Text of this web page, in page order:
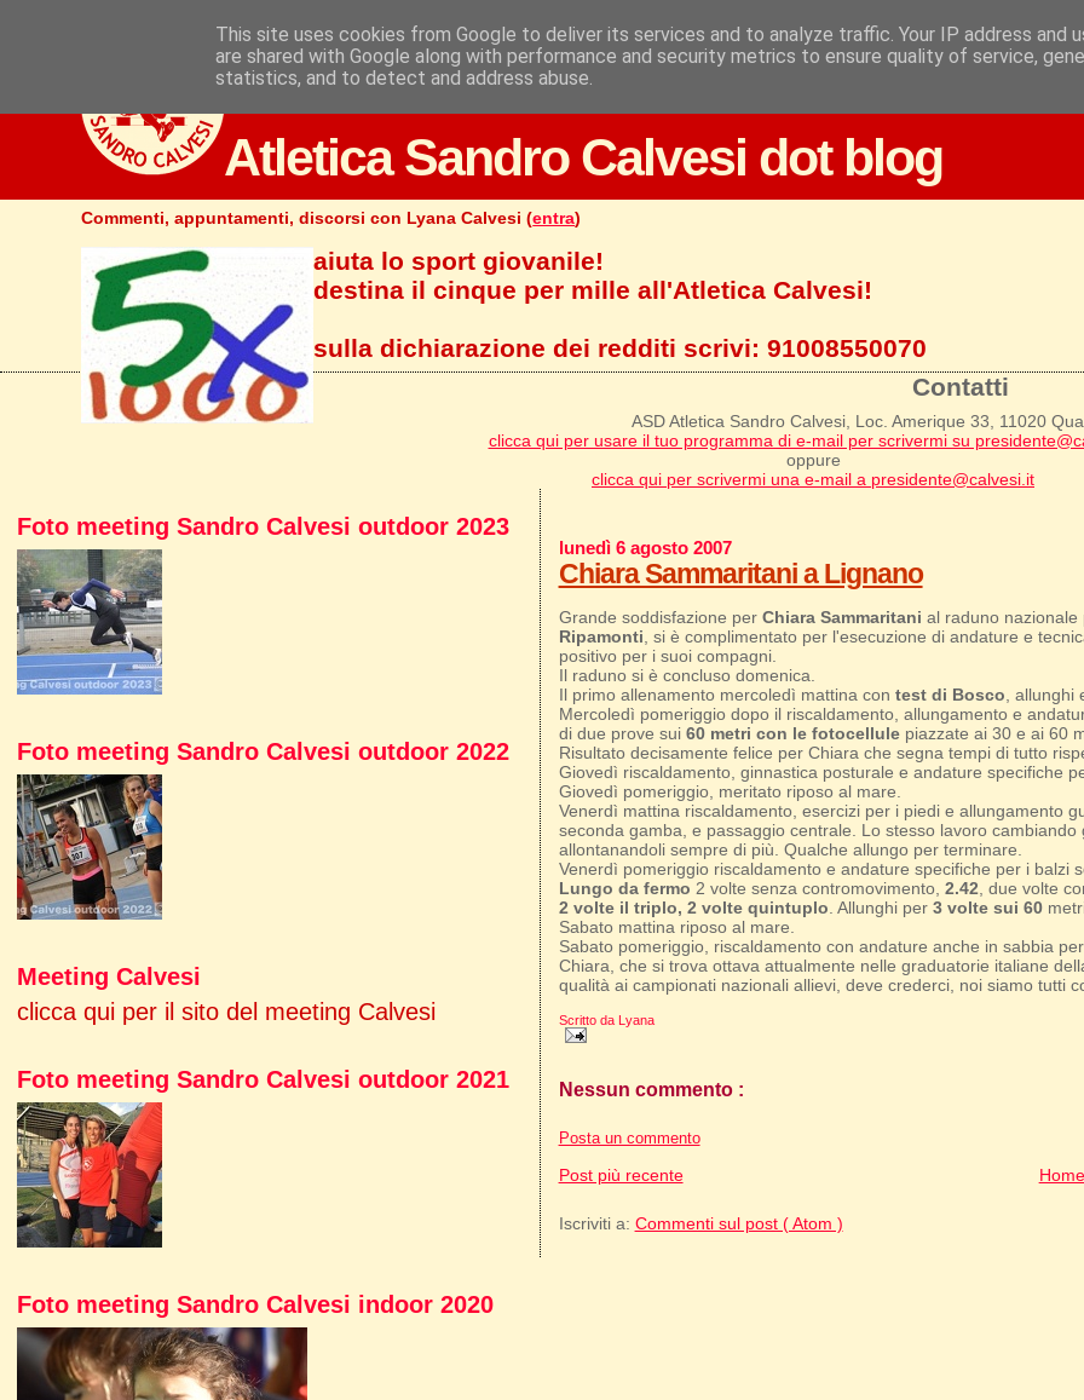
Atletica Sandro Calvesi dot blog
Commenti, appuntamenti, discorsi con Lyana Calvesi (entra)
aiuta lo sport giovanile!
destina il cinque per mille all'Atletica Calvesi!
sulla dichiarazione dei redditi scrivi:91008550070
Contatti
ASD Atletica Sandro Calvesi, Loc. Amerique 33, 11020
clicca qui per usare il tuo programma di e-mail per scrivermi su
oppure
clicca qui per scrivermi una e-mail a presidente@calvesi.it
lunedì 6 agosto 2007
Chiara Sammaritani a Lignano
Grande soddisfazione per Chiara Sammaritani al raduno nazionale
Ripamonti, si è complimentato per l'esecuzione di andature e
positivo per i suoi compagni.
Il raduno si è concluso domenica.
Il primo allenamento mercoledì mattina con test di Bosco, allunghi
Mercoledì pomeriggio dopo il riscaldamento, allungamento e
di due prove sui 60 metri con le fotocellulepiazzate ai 30 e ai 60
Risultato decisamente felice per Chiara che segna tempi di tutto
Giovedì riscaldamento, ginnastica posturale e andature specifiche
Giovedì pomeriggio, meritato riposo al mare.
Venerdì mattina riscaldamento, esercizi per i piedi e allungamento
seconda gamba, e passaggio centrale. Lo stesso lavoro
allontanandoli sempre di più. Qualche allungo per terminare.
Venerdì pomeriggio riscaldamento e andature specifiche per i balzi
Lungo da fermo 2 volte senza contromovimento, 2.42, due volte
2 volte il triplo, 2 volte quintuplo. Allunghi per 3 volte sui 60
Sabato mattina riposo al mare.
Sabato pomeriggio, riscaldamento con andature anche in sabbia
Chiara, che si trova ottava attualmente nelle graduatorie italiane
qualità ai campionati nazionali allievi, deve crederci, noi siamo tutti
Scritto da Lyana
Nessun commento :
Posta un commento
Post più recente
Iscriviti a: Commenti sul post ( Atom )
Foto meeting Sandro Calvesi outdoor 2023
Foto meeting Sandro Calvesi outdoor 2022
Meeting Calvesi
clicca qui per il sito del meeting Calvesi
Foto meeting Sandro Calvesi outdoor 2021
Foto meeting Sandro Calvesi indoor 2020
This site uses cookies from Google to deliver its services and to analyze traffic. Your IP address and
are shared with Google along with performance and security metrics to ensure quality of service,
statistics, and to detect and address abuse.